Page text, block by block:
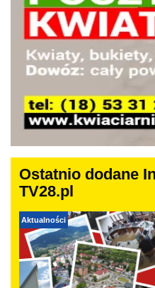
Ostatnio dodane
TV28.pl
Aktualności